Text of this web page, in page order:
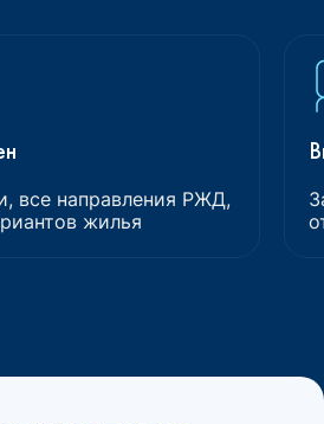
все направления РЖД,
жилья